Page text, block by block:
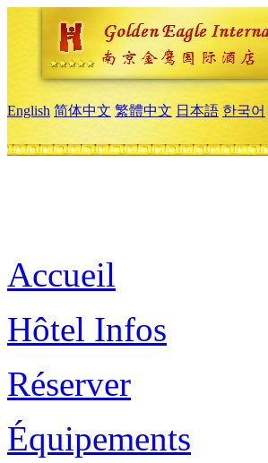
English 简体中文 繁體中文 日本語 한국어
Accueil
Hôtel Infos
Réserver
Équipements